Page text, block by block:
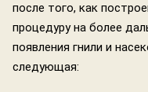
после того, как
процедуру на более
появления гнили и
следующая: